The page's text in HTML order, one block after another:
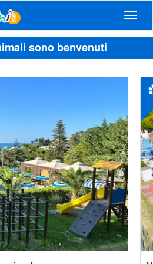
sono benvenuti